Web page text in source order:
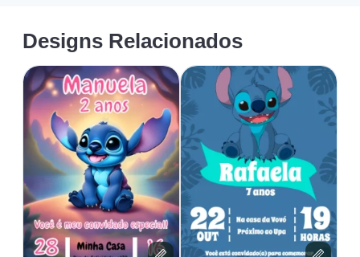
Designs Relacionados